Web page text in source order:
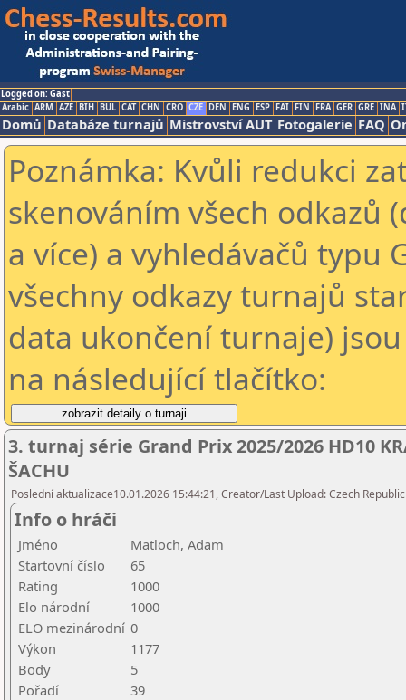
Logged on: Gast
Arabic ARM AZE BIH BUL CAT CHN CRO CZE DEN ENG ESP FAI FIN FRA GER GRE INA
Domů Databáze turnajů Mistrovství AUT Fotogalerie FAQ
Poznámka: Kvůli redukci
skenováním všech odkazů
a více) a vyhledávačů typu
všechny odkazy turnajů
data ukončení turnaje)
na následující tlačítko:
3. turnaj série Grand Prix 2025/2026 HD10
ŠACHU
Poslední aktualizace10.01.2026 15:44:21, Creator/Last Upload: Czech
Info o hráči
Jméno
Matloch, Adam
Startovní číslo
65
Rating
1000
Elo národní
1000
ELO mezinárodní 0
Výkon
1177
Body
5
Pořadí
39